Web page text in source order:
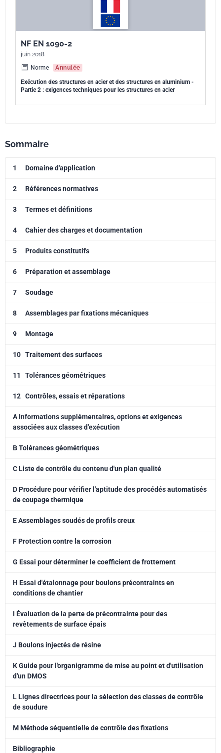
EN 1090-2+A1:2024
NF EN 1090-2
juin 2018
Norme
Annulée
Exécution des structures en acier et des structures en aluminium -
Partie 2 : exigences techniques pour les structures en acier
Sommaire
1 Domaine d'application
2 Références normatives
3 Termes et définitions
4 Cahier des charges et documentation
5 Produits constitutifs
6 Préparation et assemblage
7 Soudage
8 Assemblages par fixations mécaniques
9 Montage
10 Traitement des surfaces
11 Tolérances géométriques
12 Contrôles, essais et réparations
A Informations supplémentaires, options et exigences
associées aux classes d'exécution
B Tolérances géométriques
C Liste de contrôle du contenu d'un plan qualité
D Procédure pour vérifier l'aptitude des procédés automatisés
de coupage thermique
E Assemblages soudés de profils creux
F Protection contre la corrosion
G Essai pour déterminer le coefficient de frottement
H Essai d'étalonnage pour boulons précontraints en
conditions de chantier
I Évaluation de la perte de précontrainte pour des
revêtements de surface épais
J Boulons injectés de résine
K Guide pour l'organigramme de mise au point et d'utilisation
d'un DMOS
L Lignes directrices pour la sélection des classes de contrôle
de soudure
M Méthode séquentielle de contrôle des fixations
Bibliographie